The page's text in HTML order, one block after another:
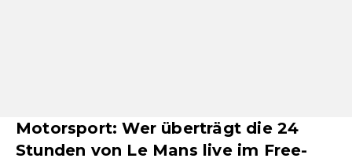
Motorsport: Wer überträgt die 24
Stunden von Le Mans live im Free-